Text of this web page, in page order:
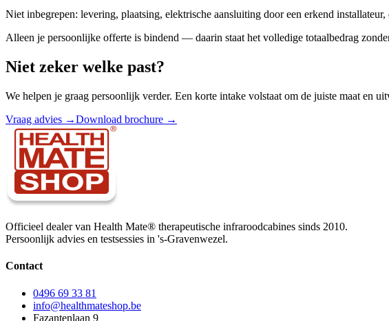
Niet inbegrepen: levering, plaatsing, elektrische aansluiting door een erkend
Alleen je persoonlijke offerte is bindend — daarin staat het volledige totaalbedrag
Niet zeker welke past?
We helpen je graag persoonlijk verder. Een korte intake volstaat om de juiste maat en
Vraag advies →Download brochure →
Officieel dealer van Health Mate® therapeutische infraroodcabines sinds 2010.
Persoonlijk advies en testsessies in 's-Gravenwezel.
Contact
0496 69 33 81
info@healthmateshop.be
Fazantenlaan 9